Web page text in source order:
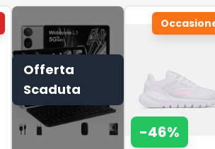
Offerta
Scaduta
-46%